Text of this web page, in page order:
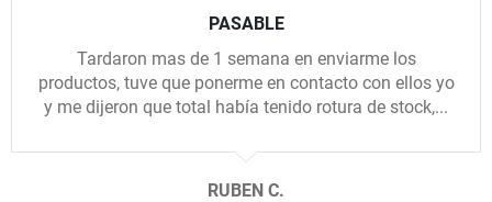
PASABLE
Tardaron mas de 1 semana en enviarme los
productos, tuve que ponerme en contacto con ellos yo
y me dijeron que total había tenido rotura de stock,...
RUBEN C.